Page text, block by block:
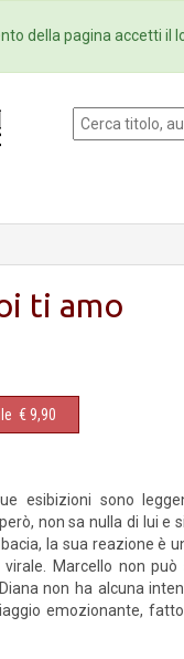
Newsletter
ti amo
€ 9,90
esibizioni sono
non sa nulla di lui e
la sua reazione è
Marcello non
non ha alcuna
emozionante,
della pagina accetti il